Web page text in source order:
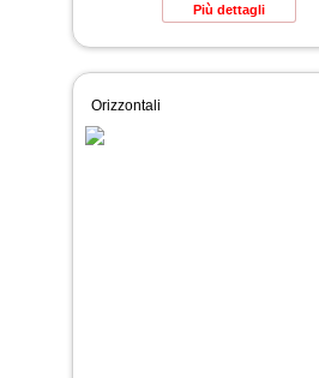
Più dettagli
Orizzontali